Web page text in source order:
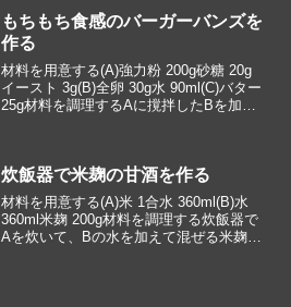
もちもち食感のバーガーバンズを
作る
材料を用意する(A)強力粉 200g砂糖 20g
イースト 3g(B)全卵 30g水 90ml(C)バター
25g材料を調理するAに撹拌したBを加え
炊飯器で米麹の甘酒を作る
材料を用意する(A)米 1合水 360ml(B)水
360ml米麹 200g材料を調理する炊飯器で
Aを炊いて、Bの水を加えて混ぜる米麹を